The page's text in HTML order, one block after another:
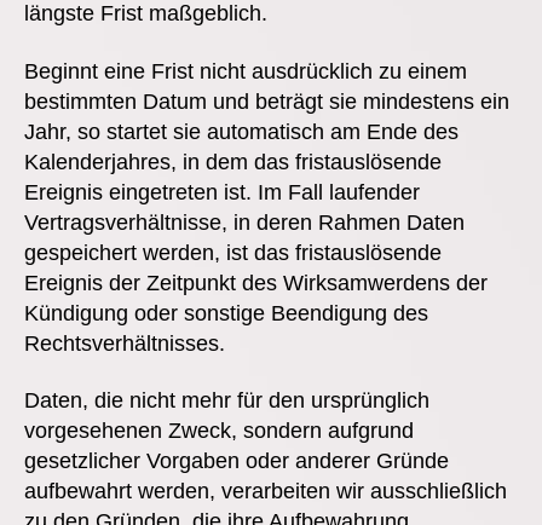
längste Frist maßgeblich.
Beginnt eine Frist nicht ausdrücklich zu einem
bestimmten Datum und beträgt sie mindestens ein
Jahr, so startet sie automatisch am Ende des
Kalenderjahres, in dem das fristauslösende
Ereignis eingetreten ist. Im Fall laufender
Vertragsverhältnisse, in deren Rahmen Daten
gespeichert werden, ist das fristauslösende
Ereignis der Zeitpunkt des Wirksamwerdens der
Kündigung oder sonstige Beendigung des
Rechtsverhältnisses.
Daten, die nicht mehr für den ursprünglich
vorgesehenen Zweck, sondern aufgrund
gesetzlicher Vorgaben oder anderer Gründe
aufbewahrt werden, verarbeiten wir ausschließlich